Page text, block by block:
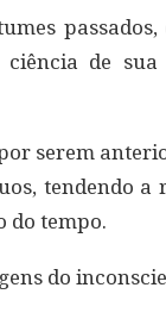
de sua
serem
tendendo
do tempo.
do